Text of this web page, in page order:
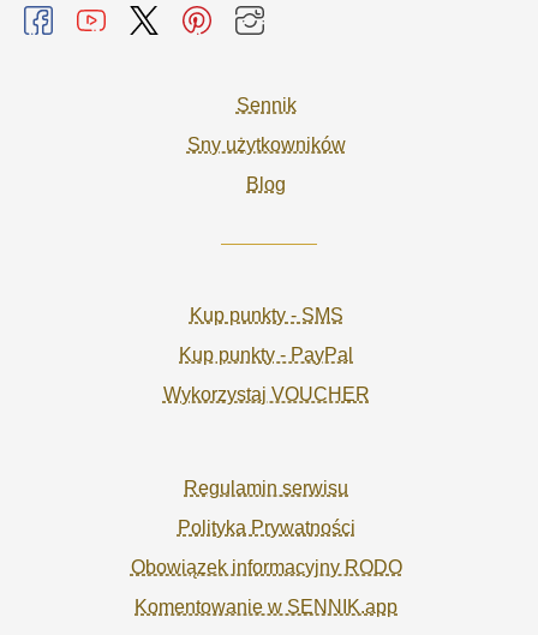
Sennik
Sny użytkowników
Blog
Kup punkty - SMS
Kup punkty - PayPal
Wykorzystaj VOUCHER
Regulamin serwisu
Polityka Prywatności
Obowiązek informacyjny RODO
Komentowanie w SENNIK.app